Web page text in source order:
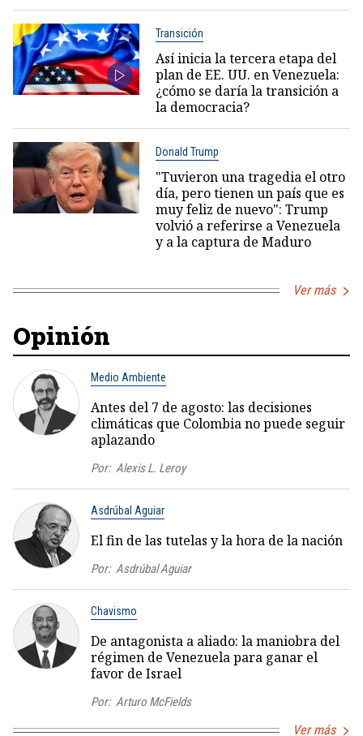
Transición
Así inicia la tercera etapa del
plan de EE. UU. en Venezuela:
¿cómo se daría la transición a
la democracia?
Donald Trump
"Tuvieron una tragedia el otro
día, pero tienen un país que es
muy feliz de nuevo": Trump
volvió a referirse a Venezuela
y a la captura de Maduro
Ver más
Opinión
Medio Ambiente
Antes del 7 de agosto: las decisiones
climáticas que Colombia no puede seguir
aplazando
Por: Alexis L. Leroy
Asdrúbal Aguiar
El fin de las tutelas y la hora de la nación
Por: Asdrúbal Aguiar
Chavismo
De antagonista a aliado: la maniobra del
régimen de Venezuela para ganar el
favor de Israel
Por: Arturo McFields
Ver más